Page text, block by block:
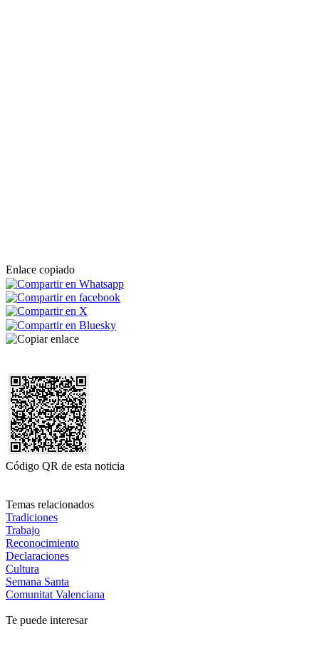
Enlace copiado
Código QR de esta noticia
Temas relacionados
Tradiciones
Trabajo
Reconocimiento
Declaraciones
Cultura
Semana Santa
Comunitat Valenciana
Te puede interesar